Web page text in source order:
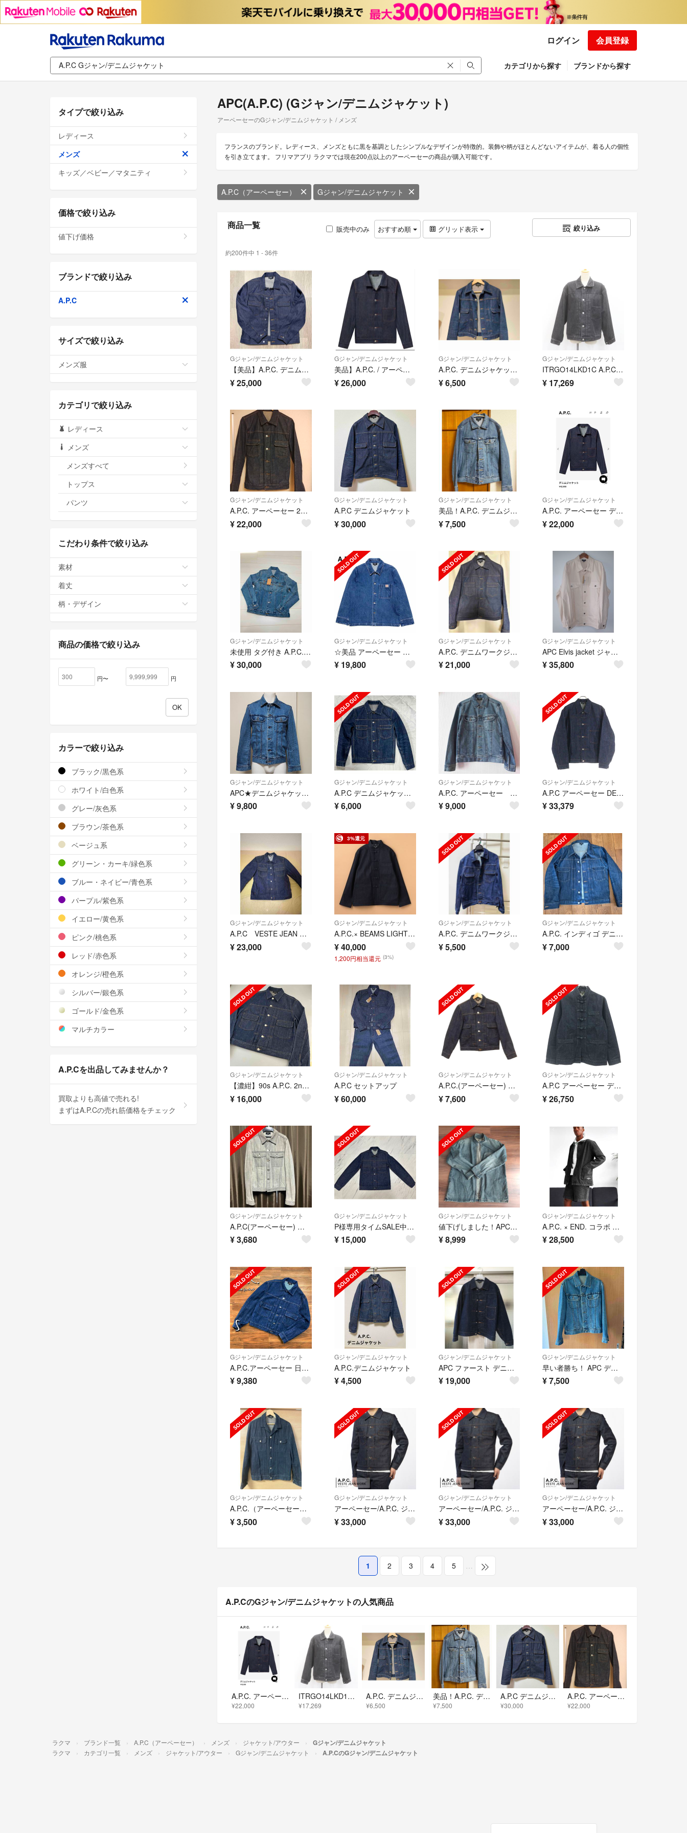
ログイン 会員登録
カテゴリから探す ブランドから探す
APC(A.P.C) (Gジャン/デニムジャケット)
アーペーセーのGジャン/デニムジャケット / メンズ
フランスのブランド。レディース、メンズともに黒を基調としたシンプルなデザインが特徴的。装飾や柄がほとんどないアイテムが、着る人の個性
を引き立てます。 フリマアプリ ラクマでは現在200点以上のアーペーセーの商品が購入可能です。
A.P.C（アーペーセー） Gジャン/デニムジャケット
商品一覧 販売中のみ おすすめ順 グリッド表示 絞り込み
約200件中 1 - 36件
Gジャン/デニムジャケット
【美品】A.P.C. デニムジャケット インディゴ
¥25,000
Gジャン/デニムジャケット
美品】A.P.C. / アーペーセー デニムジャケット XSリジット
¥26,000
Gジャン/デニムジャケット
A.P.C. デニムジャケット S(美品) アーペーセー
¥6,500
Gジャン/デニムジャケット
ITRGO14LKD1C A.P.C アーペーセー ウォッシュド ブラック デニム ジャケット Gジャン 綿100％ 刻印 ボタン ポケット メンズ サイズ M
¥ 17,269
Gジャン/デニムジャケット
A.P.C. アーペーセー 2ndタイプ デニムジャケット Gジャン XS
¥22,000
Gジャン/デニムジャケット
A.P.C デニムジャケット
¥30,000
Gジャン/デニムジャケット
美品！A.P.C. デニムジャケット ライトブルー
¥7,500
Gジャン/デニムジャケット
A.P.C. アーペーセー デニムジャケット ファースト
¥22,000
Gジャン/デニムジャケット
未使用 タグ付き A.P.C. インディゴデニムジャケット
¥30,000
Gジャン/デニムジャケット
☆美品 アーペーセー エルボーパッチ カバーオール デニムジャケット Gジャン
¥ 19,800
Gジャン/デニムジャケット
A.P.C. デニムワークジャケット Lサイズ 未洗い
¥21,000
Gジャン/デニムジャケット
APC Elvis jacket ジャケット sizeXL 24AW
¥35,800
Gジャン/デニムジャケット
APC★デニムジャケット★ライトブルー
¥9,800
Gジャン/デニムジャケット
A.P.C デニムジャケット Gジャン XS
¥6,000
Gジャン/デニムジャケット
A.P.C. アーペーセー デニムジャケット ライトブルー ストレッチ XXS
¥9,000
Gジャン/デニムジャケット
A.P.C アーペーセー DENIM BRUT VESTE JEAN JPS リジット 1stタイプ デニムトラッカージャケット インディゴ 25212-1-30301
¥33,379
Gジャン/デニムジャケット
A.P.C VESTE JEAN WORK/デニムワークジャケット
¥23,000
3%還元
Gジャン/デニムジャケット
A.P.C.× BEAMS LIGHTS｜DENIM CHINA COVERA
¥40,000
1,200円相当還元 (3%)
Gジャン/デニムジャケット
A.P.C. デニムワークジャケット
¥5,500
Gジャン/デニムジャケット
A.P.C. インディゴ デニムジャケット
¥7,000
Gジャン/デニムジャケット
【濃紺】90s A.P.C. 2nd型 デニムジャケット Gジャン OLD
¥ 16,000
Gジャン/デニムジャケット
A.P.C セットアップ
¥60,000
Gジャン/デニムジャケット
A.P.C.(アーペーセー) Gジャン サイズS メンズ美品 - ネイビー 長袖/春/秋
¥7,600
Gジャン/デニムジャケット
A.P.C アーペーセー デニムチャイナジャケット 24196-1-37011 インディゴ XS
¥26,750
Gジャン/デニムジャケット
A.P.C(アーペーセー) デニムジャケット ライトグレー XSサイズ
¥3,680
Gジャン/デニムジャケット
P様専用タイムSALE中★A.P.C（アーペーセー ）★上のみ
¥ 15,000
Gジャン/デニムジャケット
値下げしました！APCデニムジャケット
¥8,999
Gジャン/デニムジャケット
A.P.C. × END. コラボ ブラック デニム セットアップ
¥28,500
Gジャン/デニムジャケット
A.P.C.アーペーセー 日本製2ndタイプコットンデニムジャケット S濃紺
¥9,380
Gジャン/デニムジャケット
A.P.C.デニムジャケット
¥4,500
Gジャン/デニムジャケット
APC ファースト デニムジャケット
¥ 19,000
Gジャン/デニムジャケット
早い者勝ち！ APC デニム ジージャン XS
¥7,500
Gジャン/デニムジャケット
A.P.C.（アーペーセー）デニムジャケット
¥3,500
Gジャン/デニムジャケット
アーペーセー/A.P.C. ジャケット メンズ VESTE JEAN WORK デニムジャケット INDIGO H02191-CODBS-IAI _0410ff
¥33,000
Gジャン/デニムジャケット
アーペーセー/A.P.C. ジャケット メンズ VESTE JEAN WORK デニムジャケット INDIGO H02191-CODBS-IAI _0410ff
¥33,000
Gジャン/デニムジャケット
アーペーセー/A.P.C. ジャケット メンズ VESTE JEAN WORK デニムジャケット INDIGO H02191-CODBS-IAI _0410ff
¥33,000
1 2 3 4 5 …
A.P.CのGジャン/デニムジャケットの人気商品
A.P.C. アーペーセー デニムジャケット ファースト
¥22,000
ITRGO14LKD1C A.P.C アーペーセー ウォッシュド ブラック デニム ジャケット Gジャン 綿100％ 刻印 ボタン ポケット メンズ サイズ M
¥17,269
A.P.C. デニムジャケット S(美品) アーペーセー
¥6,500
美品！A.P.C. デニムジャケット ライトブルー
¥7,500
A.P.C デニムジャケット
¥30,000
A.P.C. アーペーセー 2ndタイプ デニムジャケット Gジャン XS
¥22,000
タイプで絞り込み
レディース
メンズ
キッズ／ベビー／マタニティ
価格で絞り込み
値下げ価格
ブランドで絞り込み
A.P.C
サイズで絞り込み
メンズ服
カテゴリで絞り込み
レディース
メンズ
メンズすべて
トップス
パンツ
こだわり条件で絞り込み
素材
着丈
柄・デザイン
商品の価格で絞り込み
円〜 円
カラーで絞り込み
ブラック/黒色系
ホワイト/白色系
グレー/灰色系
ブラウン/茶色系
ベージュ系
グリーン・カーキ/緑色系
ブルー・ネイビー/青色系
パープル/紫色系
イエロー/黄色系
ピンク/桃色系
レッド/赤色系
オレンジ/橙色系
シルバー/銀色系
ゴールド/金色系
マルチカラー
A.P.Cを出品してみませんか？
買取よりも高値で売れる!
まずはA.P.Cの売れ筋価格をチェック
ラクマ ブランド一覧 A.P.C（アーペーセー） メンズ ジャケット/アウター Gジャン/デニムジャケット
ラクマ カテゴリ一覧 メンズ ジャケット/アウター Gジャン/デニムジャケット A.P.CのGジャン/デニムジャケット